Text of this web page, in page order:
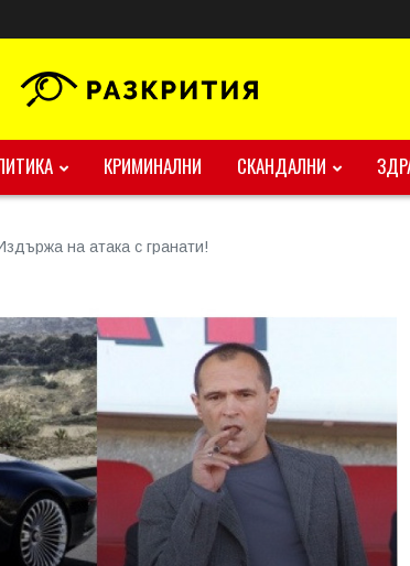
КРИМИНАЛНИ СКАНДАЛНИ
на атака с гранати!